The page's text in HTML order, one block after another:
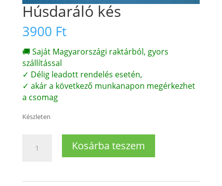
Húsdaráló kés
3900 Ft
🚚 Saját Magyarországi raktárból, gyors
szállítással
✓ Délig leadott rendelés esetén,
✓ akár a következő munkanapon megérkezhet
a csomag
Készleten
Kosárba teszem